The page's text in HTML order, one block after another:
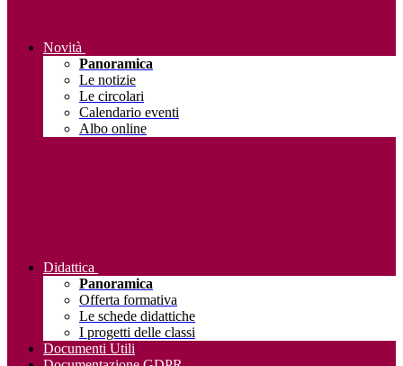
Novità
Panoramica
Le notizie
Le circolari
Calendario eventi
Albo online
Didattica
Panoramica
Offerta formativa
Le schede didattiche
I progetti delle classi
Documenti Utili